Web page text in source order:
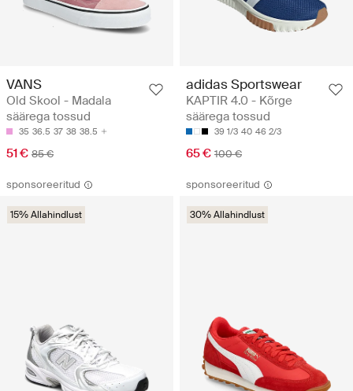
VANS
Old Skool - Madala
säärega tossud
35 36.5 37 38 38.5
51 € 85 €
adidas Sportswear
KAPTIR 4.0 - Kõrge
säärega tossud
39 1/3 40 46 2/3
65 € 100 €
sponsoreeritud
15% Allahindlust
sponsoreeritud
30% Allahindlust